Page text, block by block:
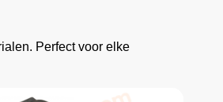
Perfect voor elke